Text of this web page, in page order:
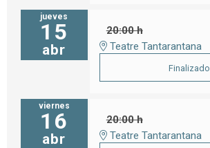
jueves
15
abr
20:00 h
Teatre Tantarantana
Finalizado
viernes
16
abr
20:00 h
Teatre Tantarantana